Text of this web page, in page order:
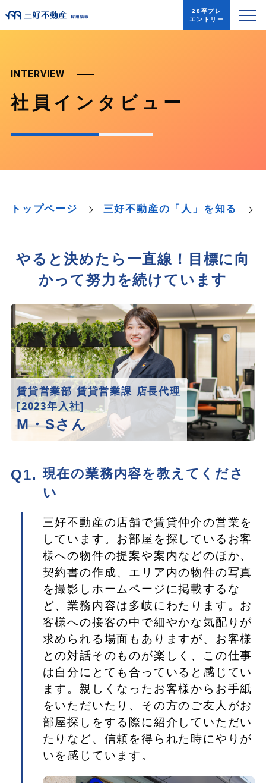
28卒プレ
エントリー
INTERVIEW
社員インタビュー
トップページ 三好不動産の「人」を知る
やると決めたら一直線！目標に向
かって努力を続けています
賃貸営業部 賃貸営業課 店長代理
[2023年入社]
M・Sさん
現在の業務内容を教えてくださ
い
三好不動産の店舗で賃貸仲介の営業を
しています。お部屋を探しているお客
様への物件の提案や案内などのほか、
契約書の作成、エリア内の物件の写真
を撮影しホームページに掲載するな
ど、業務内容は多岐にわたります。お
客様への接客の中で細やかな気配りが
求められる場面もありますが、お客様
との対話そのものが楽しく、この仕事
は自分にとても合っていると感じてい
ます。親しくなったお客様からお手紙
をいただいたり、その方のご友人がお
部屋探しをする際に紹介していただい
たりなど、信頼を得られた時にやりが
いを感じています。